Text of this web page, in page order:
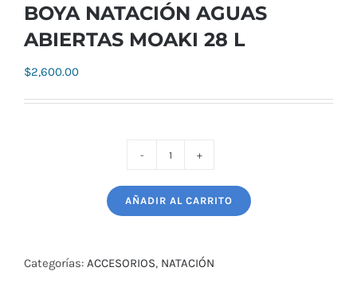
BOYA NATACIÓN AGUAS
ABIERTAS MOAKI 28 L
$2,600.00
NATACIÓN
AGUAS
MOAKI
AÑADIR AL CARRITO
Categorías: ACCESORIOS, NATACIÓN